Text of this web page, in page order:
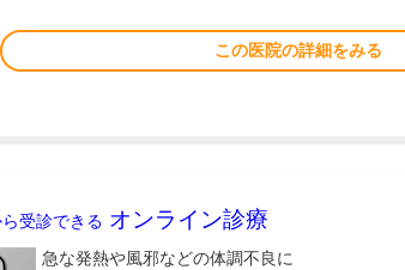
この医院の詳細をみる
ら受診できる オンライン診療
急な発熱や風邪などの体調不良に